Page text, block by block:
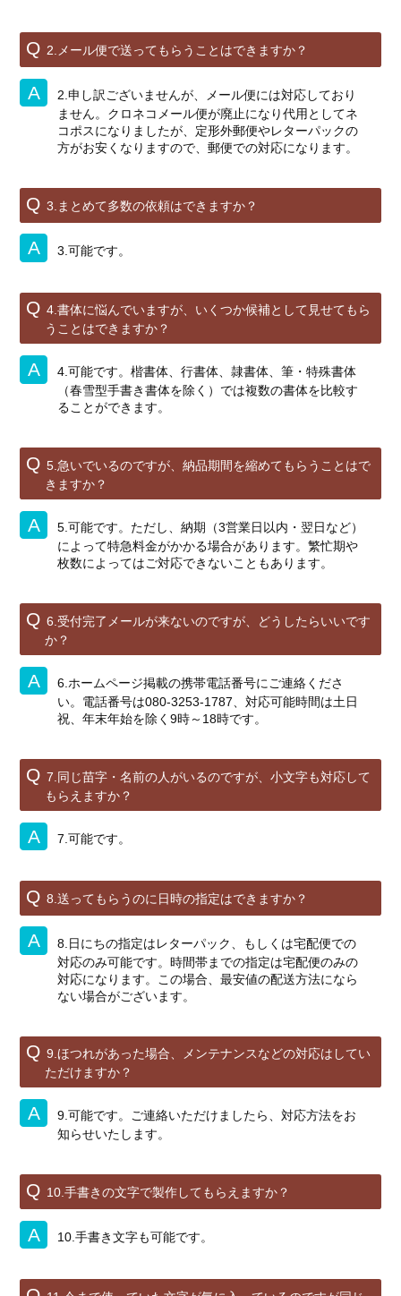
2.メール便で送ってもらうことはできますか？
2.申し訳ございませんが、メール便には対応しており
ません。クロネコメール便が廃止になり代用としてネ
コポスになりましたが、定形外郵便やレターパックの
方がお安くなりますので、郵便での対応になります。
3.まとめて多数の依頼はできますか？
3.可能です。
4.書体に悩んでいますが、いくつか候補として見せてもら
うことはできますか？
4.可能です。楷書体、行書体、隷書体、筆・特殊書体
（春雪型手書き書体を除く）では複数の書体を比較す
ることができます。
5.急いでいるのですが、納品期間を縮めてもらうことはで
きますか？
5.可能です。ただし、納期（3営業日以内・翌日など）
によって特急料金がかかる場合があります。繁忙期や
枚数によってはご対応できないこともあります。
6.受付完了メールが来ないのですが、どうしたらいいです
か？
6.ホームページ掲載の携帯電話番号にご連絡くださ
い。電話番号は080-3253-1787、対応可能時間は土日
祝、年末年始を除く9時～18時です。
7.同じ苗字・名前の人がいるのですが、小文字も対応して
もらえますか？
7.可能です。
8.送ってもらうのに日時の指定はできますか？
8.日にちの指定はレターパック、もしくは宅配便での
対応のみ可能です。時間帯までの指定は宅配便のみの
対応になります。この場合、最安値の配送方法になら
ない場合がございます。
9.ほつれがあった場合、メンテナンスなどの対応はしてい
ただけますか？
9.可能です。ご連絡いただけましたら、対応方法をお
知らせいたします。
10.手書きの文字で製作してもらえますか？
10.手書き文字も可能です。